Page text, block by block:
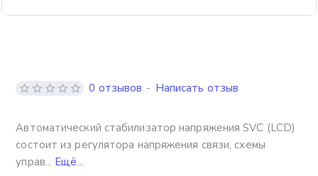
Автоматический стабилизатор напряжения SVC (LCD)
состоит из регулятора напряжения связи, схемы
управ... Ещё...
0 отзывов - Написать отзыв